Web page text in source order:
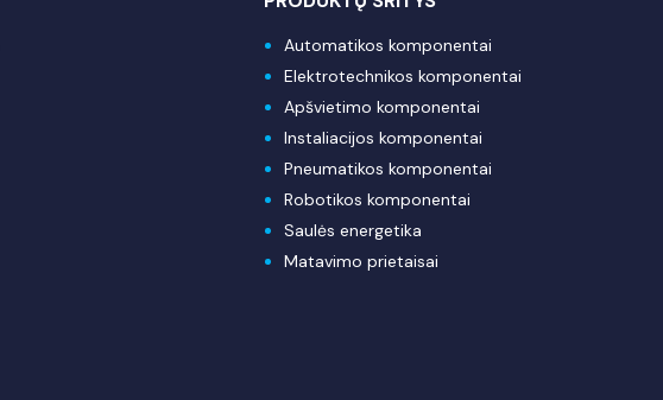
Automatikos komponentai
Elektrotechnikos komponentai
Apšvietimo komponentai
Instaliacijos komponentai
Pneumatikos komponentai
Robotikos komponentai
Saulės energetika
Matavimo prietaisai